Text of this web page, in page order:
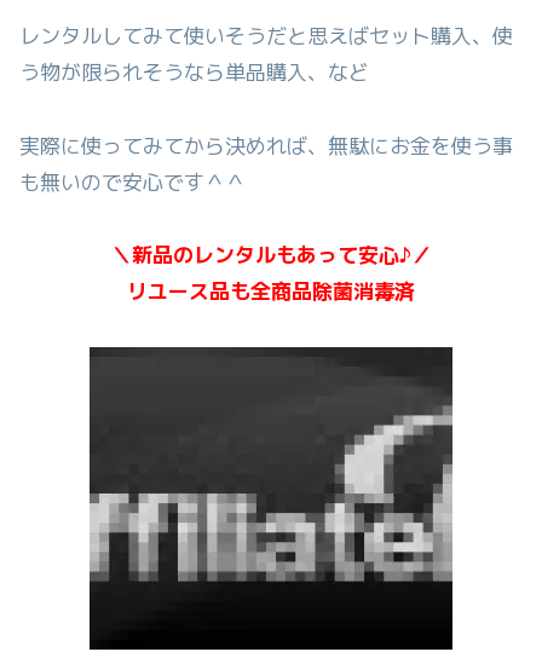
レンタルしてみて使いそうだと思えばセット購入、使
う物が限られそうなら単品購入、など
実際に使ってみてから決めれば、無駄にお金を使う事
も無いので安心です＾＾
＼新品のレンタルもあって安心♪／
リユース品も全商品除菌消毒済